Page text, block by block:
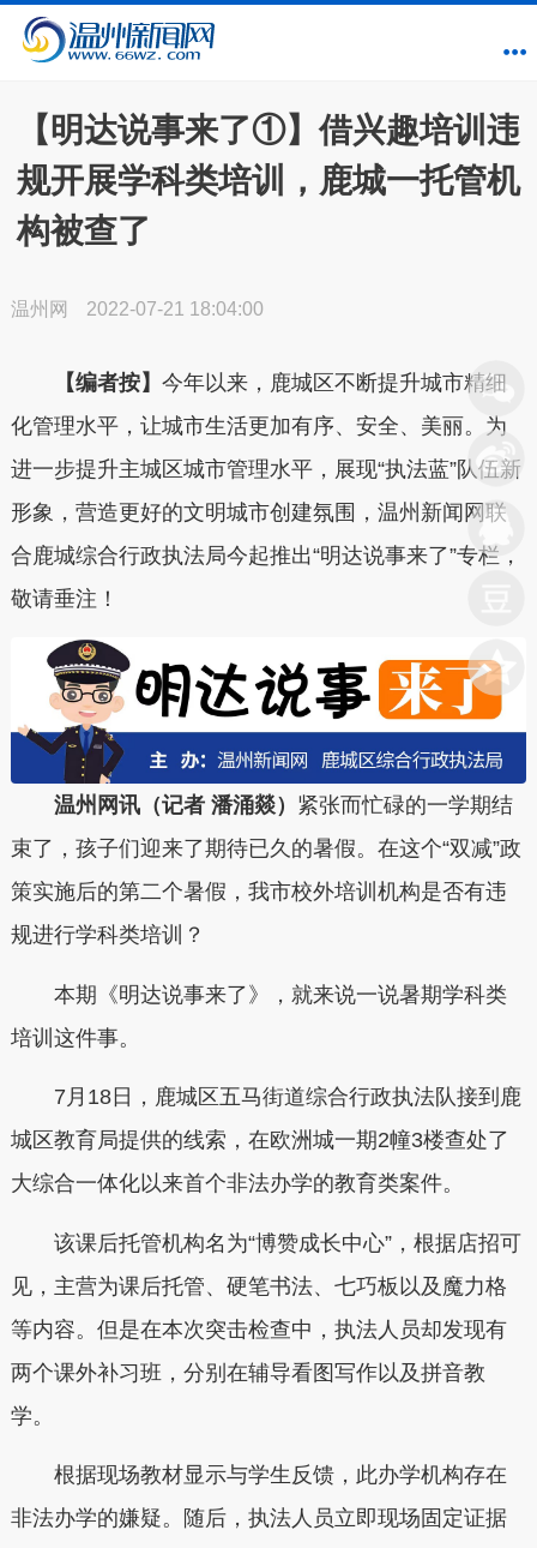
【明达说事来了①】借兴趣培训违
规开展学科类培训，鹿城一托管机
构被查了
温州网 2022-07-21 18:04:00
【编者按】 今年以来，鹿城区不断提升城市精细
化管理水平，让城市生活更加有序、安全、美丽。为
进一步提升主城区城市管理水平，展现“执法蓝”队伍新
形象，营造更好的文明城市创建氛围，温州新闻网联
合鹿城综合行政执法局今起推出“明达说事来了”专栏，
敬请垂注！
温州网讯（记者 潘涌燚） 紧张而忙碌的一学期结
束了，孩子们迎来了期待已久的暑假。在这个“双减”政
策实施后的第二个暑假，我市校外培训机构是否有违
规进行学科类培训？
本期《明达说事来了》，就来说一说暑期学科类
培训这件事。
7月18日，鹿城区五马街道综合行政执法队接到鹿
城区教育局提供的线索，在欧洲城一期2幢3楼查处了
大综合一体化以来首个非法办学的教育类案件。
该课后托管机构名为“博赞成长中心”，根据店招可
见，主营为课后托管、硬笔书法、七巧板以及魔力格
等内容。但是在本次突击检查中，执法人员却发现有
两个课外补习班，分别在辅导看图写作以及拼音教
学。
根据现场教材显示与学生反馈，此办学机构存在
非法办学的嫌疑。随后，执法人员立即现场固定证据